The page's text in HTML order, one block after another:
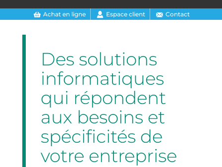
Achat en ligne Espace client Contact
Des solutions
informatiques
qui répondent
aux besoins et
spécificités de
votre entreprise